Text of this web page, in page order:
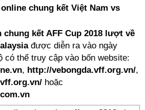
chung kết Việt Nam vs
chung kết AFF Cup 2018 lượt về
được diễn ra vào ngày
có thể truy cập vào bốn website:
, http://vebongda.vff.org.vn/,
hoặc